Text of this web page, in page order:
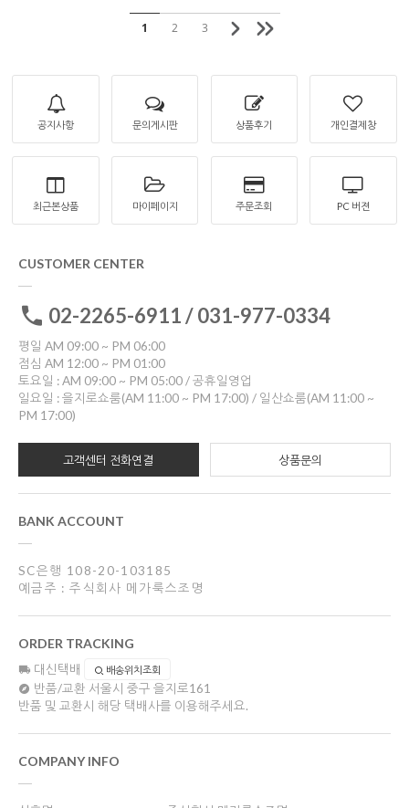
1 2 3
공지사항 문의게시판 상품후기 개인결제창
최근본상품 마이페이지 주문조회 PC 버젼
CUSTOMER CENTER
02-2265-6911 / 031-977-0334
평일 AM 09:00 ~ PM 06:00
점심 AM 12:00 ~ PM 01:00
토요일 : AM 09:00 ~ PM 05:00 / 공휴일영업
일요일 : 을지로쇼룸(AM 11:00 ~ PM 17:00) / 일산쇼룸(AM 11:00 ~
PM 17:00)
고객센터 전화연결 상품문의
BANK ACCOUNT
SC은행 108-20-103185
예금주 : 주식회사 메가룩스조명
ORDER TRACKING
대신택배 배송위치조회
반품/교환 서울시 중구 을지로161
반품 및 교환시 해당 택배사를 이용해주세요.
COMPANY INFO